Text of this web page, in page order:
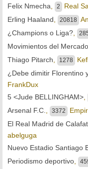
Felix Nmecha
2
Real
Erling Haaland
20818
¿Champions o Liga?
Movimientos del
Thiago Pitarch
1278
¿Debe dimitir Florentino
FrankDux
5 <Jude BELLINGHAM>
Arsenal F.C.
3372
El Real Madrid de
abelguga
Nuevo Estadio Santiago
Periodismo deportivo